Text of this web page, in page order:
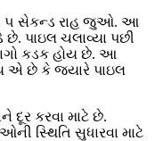
૫ સેકન્ડ રાહ જુઓ. આ
પાઇલ ચલાવ્યા પછી
કડક હોય છે. આ
એ છે કે જ્યારે પાઇલ
દૂર કરવા માટે છે.
સ્થિતિ સુધારવા માટે